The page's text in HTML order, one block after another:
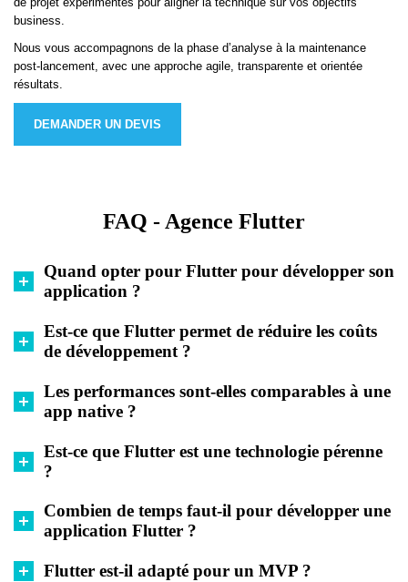
business.
Nous vous accompagnons de la phase d’analyse à la maintenance
post-lancement, avec une approche agile, transparente et orientée
résultats.
DEMANDER UN DEVIS
FAQ - Agence Flutter
Quand opter pour Flutter pour développer son
application ?
Est-ce que Flutter permet de réduire les coûts
de développement ?
Les performances sont-elles comparables à une
app native ?
Est-ce que Flutter est une technologie pérenne
?
Combien de temps faut-il pour développer une
application Flutter ?
Flutter est-il adapté pour un MVP ?